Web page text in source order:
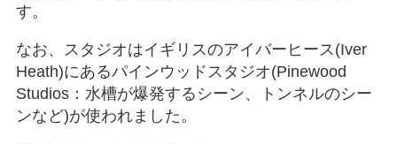
す。
なお、スタジオはイギリスのアイバーヒース(Iver
Heath)にあるパインウッドスタジオ(Pinewood
Studios：水槽が爆発するシーン、トンネルのシー
ンなど)が使われました。